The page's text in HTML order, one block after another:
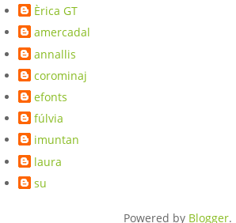
Èrica GT
amercadal
annallis
corominaj
efonts
fúlvia
imuntan
laura
su
Powered by Blogger.